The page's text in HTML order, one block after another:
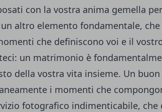
con la vostra anima gemella
altro elemento fondamentale, che
che definiscono voi e il
un matrimonio è
della vostra vita insieme. Un
i momenti che
fotografico indimenticabile, che